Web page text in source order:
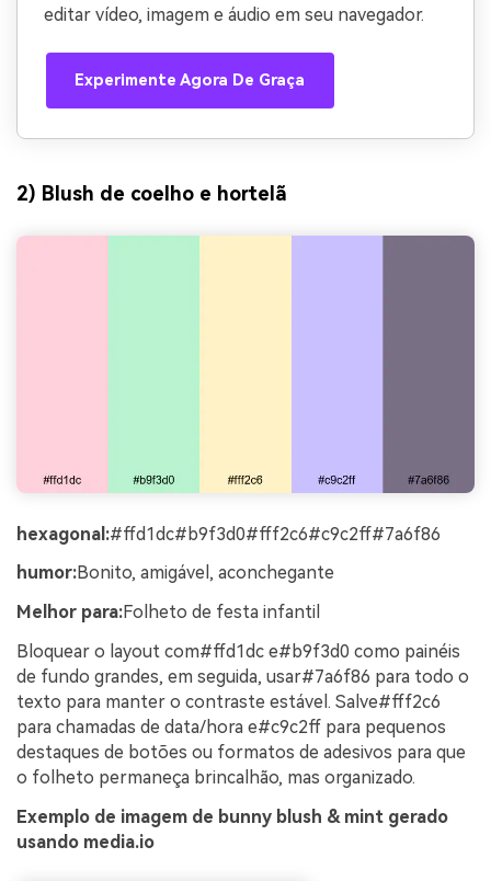
editar vídeo, imagem e áudio em seu navegador.
Experimente Agora De Graça
2) Blush de coelho e hortelã
hexagonal:#ffd1dc#b9f3d0#fff2c6#c9c2ff#7a6f86
humor:Bonito, amigável, aconchegante
Melhor para:Folheto de festa infantil
Bloquear o layout com#ffd1dc e#b9f3d0 como painéis
de fundo grandes, em seguida, usar#7a6f86 para todo o
texto para manter o contraste estável. Salve#fff2c6
para chamadas de data/hora e#c9c2ff para pequenos
destaques de botões ou formatos de adesivos para que
o folheto permaneça brincalhão, mas organizado.
Exemplo de imagem de bunny blush & mint gerado
usando media.io